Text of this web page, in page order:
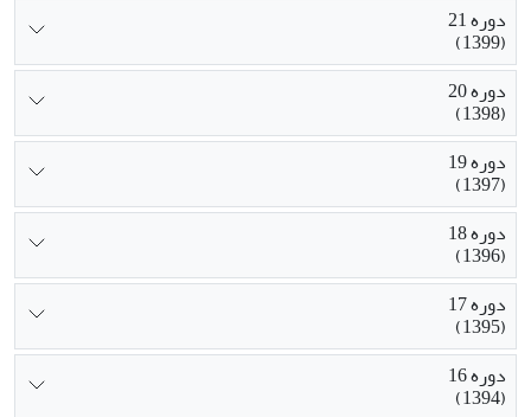
دوره 21
(1399)
دوره 20
(1398)
دوره 19
(1397)
دوره 18
(1396)
دوره 17
(1395)
دوره 16
(1394)